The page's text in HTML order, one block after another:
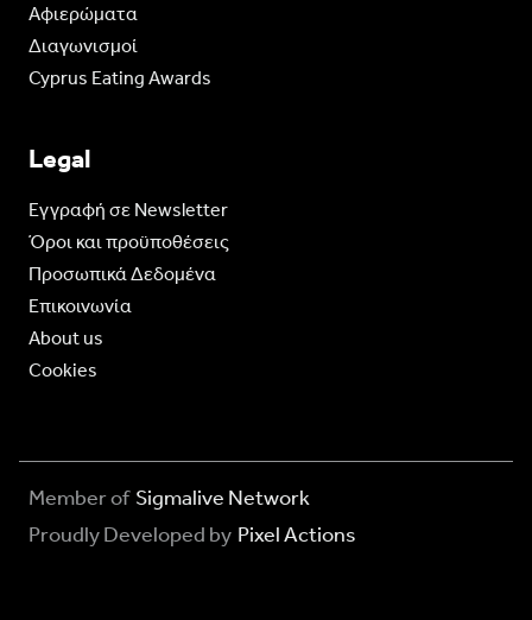
Aφιερώματα
Διαγωνισμοί
Cyprus Eating Awards
Legal
Eγγραφή σε Newsletter
Όροι και προϋποθέσεις
Προσωπικά Δεδομένα
Επικοινωνία
About us
Cookies
Member of Sigmalive Network
Proudly Developed by Pixel Actions